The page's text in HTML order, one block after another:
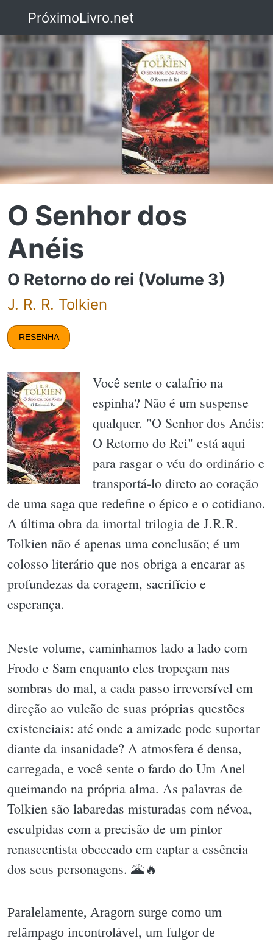
PróximoLivro.net
O Senhor dos
Anéis
O Retorno do rei (Volume 3)
J. R. R. Tolkien
RESENHA
Você sente o calafrio na
espinha? Não é um suspense
qualquer. "O Senhor dos Anéis:
O Retorno do Rei" está aqui
para rasgar o véu do ordinário e
transportá-lo direto ao coração
de uma saga que redefine o épico e o cotidiano.
A última obra da imortal trilogia de J.R.R.
Tolkien não é apenas uma conclusão; é um
colosso literário que nos obriga a encarar as
profundezas da coragem, sacrifício e
esperança.
Neste volume, caminhamos lado a lado com
Frodo e Sam enquanto eles tropeçam nas
sombras do mal, a cada passo irreversível em
direção ao vulcão de suas próprias questões
existenciais: até onde a amizade pode suportar
diante da insanidade? A atmosfera é densa,
carregada, e você sente o fardo do Um Anel
queimando na própria alma. As palavras de
Tolkien são labaredas misturadas com névoa,
esculpidas com a precisão de um pintor
renascentista obcecado em captar a essência
dos seus personagens. 🌋🔥
Paralelamente, Aragorn surge como um
relâmpago incontrolável, um fulgor de